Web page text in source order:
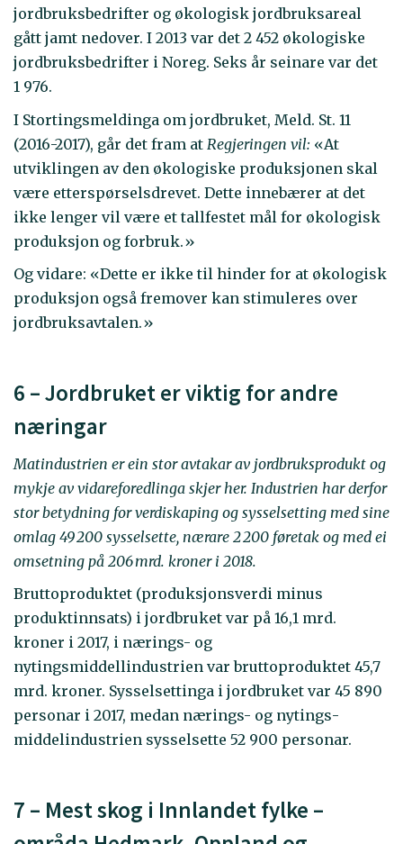
jordbruksbedrifter og økologisk jordbruksareal
gått jamt nedover. I 2013 var det 2 452 økologiske
jordbruksbedrifter i Noreg. Seks år seinare var det
1 976.
I Stortingsmeldinga om jordbruket, Meld. St. 11
(2016-2017), går det fram at Regjeringen vil: «At
utviklingen av den økologiske produksjonen skal
være etterspørselsdrevet. Dette innebærer at det
ikke lenger vil være et tallfestet mål for økologisk
produksjon og forbruk.»
Og vidare: «Dette er ikke til hinder for at økologisk
produksjon også fremover kan stimuleres over
jordbruksavtalen.»
6 – Jordbruket er viktig for andre
næringar
Matindustrien er ein stor avtakar av jordbruksprodukt og
mykje av vidareforedlinga skjer her. Industrien har derfor
stor betydning for verdiskaping og sysselsetting med sine
omlag 49 200 sysselsette, nærare 2 200 føretak og med ei
omsetning på 206 mrd. kroner i 2018.
Bruttoproduktet (produksjonsverdi minus
produkt­innsats) i jordbruket var på 16,1 mrd.
kroner i 2017, i nærings- og
nytingsmiddellindustrien var bruttoproduktet 45,7
mrd. kroner. Sysselsettinga i jordbruket var 45 890
personar i 2017, medan nærings- og nytings­
middelindustrien sysselsette 52 900 personar.
7 – Mest skog i Innlandet fylke –